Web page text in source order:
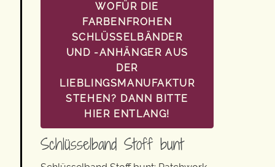
WOFÜR DIE
FARBENFROHEN
SCHLÜSSELBÄNDER
UND -ANHÄNGER AUS
DER
LIEBLINGSMANUFAKTUR
STEHEN? DANN BITTE
HIER ENTLANG!
Schlüsselband Stoff bunt